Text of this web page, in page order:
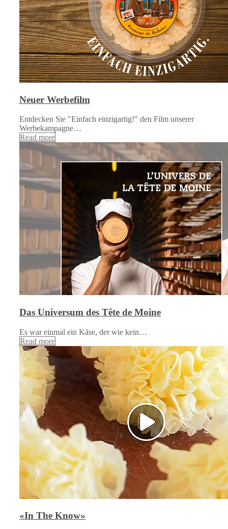
Neuer Werbefilm
Entdecken Sie "Einfach einzigartig!" den Film unserer
Werbekampagne…
Read more
Das Universum des Tête de Moine
Es war einmal ein Käse, der wie kein…
Read more
«In The Know»